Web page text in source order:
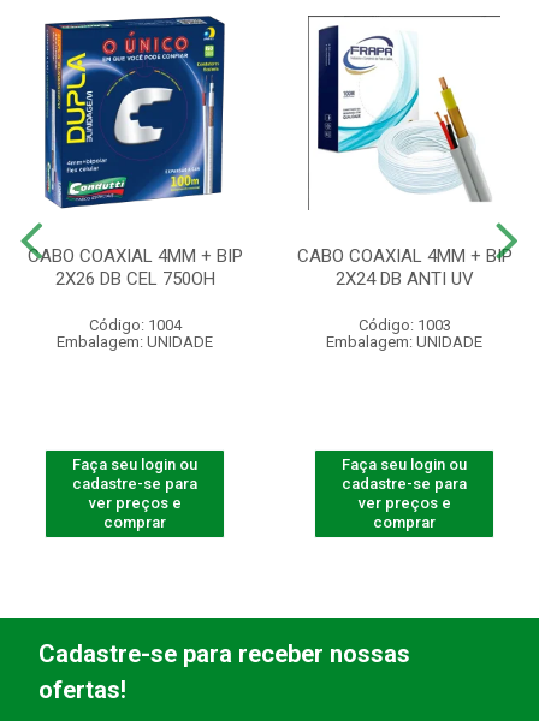
CABO COAXIAL 4MM + BIP
2X26 DB CEL 750OH
Código: 1004
Embalagem: UNIDADE
Faça seu login ou
cadastre-se para
ver preços e
comprar
CABO COAXIAL 4MM + BIP
2X24 DB ANTI UV
Código: 1003
Embalagem: UNIDADE
Faça seu login ou
cadastre-se para
ver preços e
comprar
Cadastre-se para receber nossas
ofertas!